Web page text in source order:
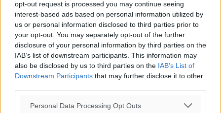
opt-out request is processed you may continue seeing
interest-based ads based on personal information utilized by
us or personal information disclosed to third parties prior to
your opt-out. You may separately opt-out of the further
disclosure of your personal information by third parties on the
IAB’s list of downstream participants. This information may
also be disclosed by us to third parties on the IAB’s List of
Downstream Participants that may further disclose it to other
Personal Data Processing Opt Outs